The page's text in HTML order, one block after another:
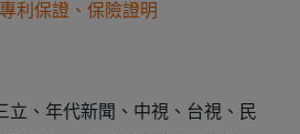
專利保證 、 保險證明
立、年代新聞、中視、台視、民